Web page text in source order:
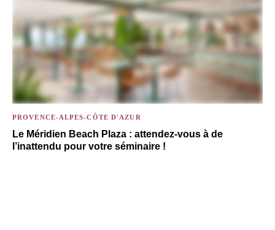
PROVENCE-ALPES-CÔTE D'AZUR
Le Méridien Beach Plaza : attendez-vous à de
l’inattendu pour votre séminaire !